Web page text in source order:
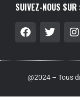
SUIVEZ-NOUS SUR
@2024 – Tous